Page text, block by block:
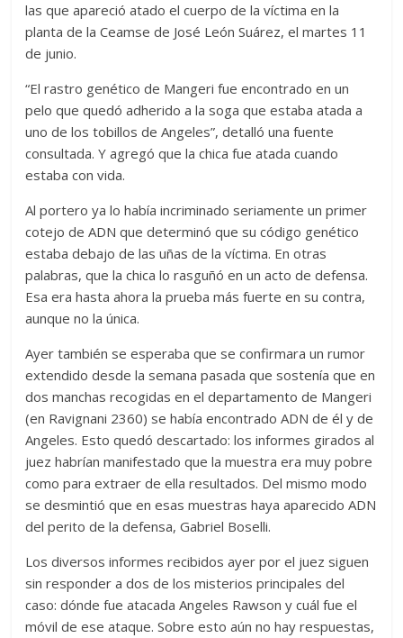
las que apareció atado el cuerpo de la víctima en la
planta de la Ceamse de José León Suárez, el martes 11
de junio.
“El rastro genético de Mangeri fue encontrado en un
pelo que quedó adherido a la soga que estaba atada a
uno de los tobillos de Angeles”, detalló una fuente
consultada. Y agregó que la chica fue atada cuando
estaba con vida.
Al portero ya lo había incriminado seriamente un primer
cotejo de ADN que determinó que su código genético
estaba debajo de las uñas de la víctima. En otras
palabras, que la chica lo rasguñó en un acto de defensa.
Esa era hasta ahora la prueba más fuerte en su contra,
aunque no la única.
Ayer también se esperaba que se confirmara un rumor
extendido desde la semana pasada que sostenía que en
dos manchas recogidas en el departamento de Mangeri
(en Ravignani 2360) se había encontrado ADN de él y de
Angeles. Esto quedó descartado: los informes girados al
juez habrían manifestado que la muestra era muy pobre
como para extraer de ella resultados. Del mismo modo
se desmintió que en esas muestras haya aparecido ADN
del perito de la defensa, Gabriel Boselli.
Los diversos informes recibidos ayer por el juez siguen
sin responder a dos de los misterios principales del
caso: dónde fue atacada Angeles Rawson y cuál fue el
móvil de ese ataque. Sobre esto aún no hay respuestas,